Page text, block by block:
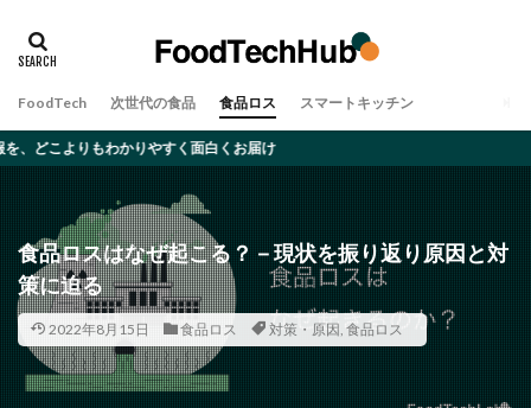
FoodTech 次世代の食品 食品ロス スマートキッチン
りやすく面白くお届け
食品ロスはなぜ起こる？－現状を振り返り原因と対
策に迫る
2022年8月15日 食品ロス 対策・原因, 食品ロス
タグ
デメリット
ムカデ メリット
大豆ミート
完全食
対策・原因 昆虫食